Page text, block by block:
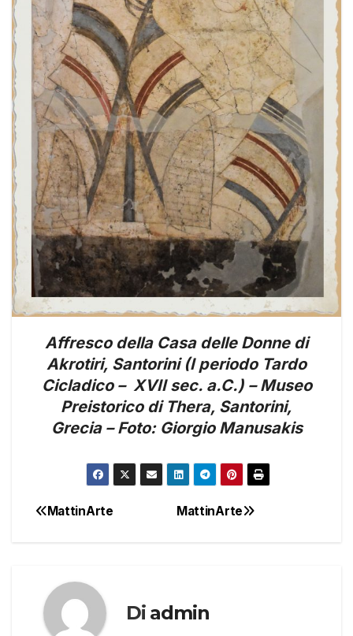
Affresco della Casa delle Donne di
Akrotiri, Santorini (I periodo Tardo
Cicladico – XVII sec. a.C.) – Museo
Preistorico di Thera, Santorini,
Grecia – Foto: Giorgio Manusakis
NavigazioneMattinArte
MattinArte
Di admin